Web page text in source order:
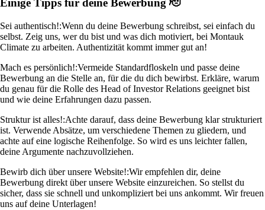
Einige Tipps für deine Bewerbung 🫡
Sei authentisch!:Wenn du deine Bewerbung schreibst, sei einfach du
selbst. Zeig uns, wer du bist und was dich motiviert, bei Montauk
Climate zu arbeiten. Authentizität kommt immer gut an!
Mach es persönlich!:Vermeide Standardfloskeln und passe deine
Bewerbung an die Stelle an, für die du dich bewirbst. Erkläre, warum
du genau für die Rolle des Head of Investor Relations geeignet bist
und wie deine Erfahrungen dazu passen.
Struktur ist alles!:Achte darauf, dass deine Bewerbung klar strukturiert
ist. Verwende Absätze, um verschiedene Themen zu gliedern, und
achte auf eine logische Reihenfolge. So wird es uns leichter fallen,
deine Argumente nachzuvollziehen.
Bewirb dich über unsere Website!:Wir empfehlen dir, deine
Bewerbung direkt über unsere Website einzureichen. So stellst du
sicher, dass sie schnell und unkompliziert bei uns ankommt. Wir freuen
uns auf deine Unterlagen!